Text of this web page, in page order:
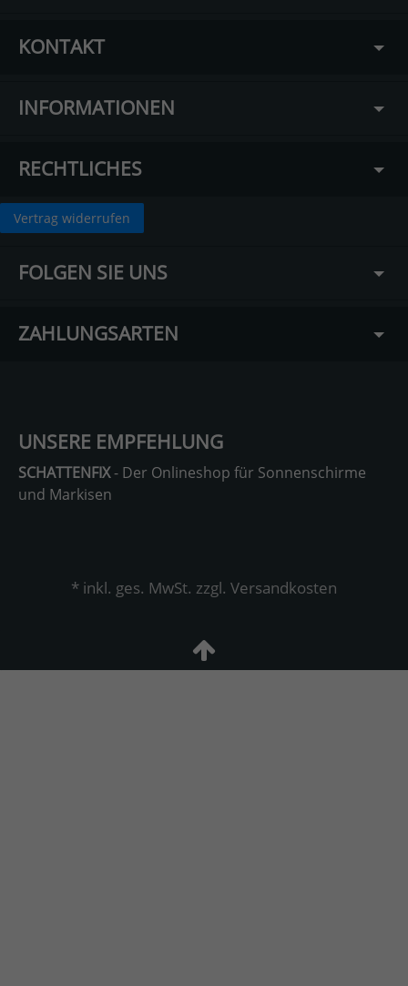
KONTAKT
INFORMATIONEN
RECHTLICHES
Vertrag widerrufen
FOLGEN SIE UNS
ZAHLUNGSARTEN
UNSERE EMPFEHLUNG
SCHATTENFIX- Der Onlineshop für Sonnenschirme
und Markisen
* inkl. ges. MwSt. zzgl. Versandkosten